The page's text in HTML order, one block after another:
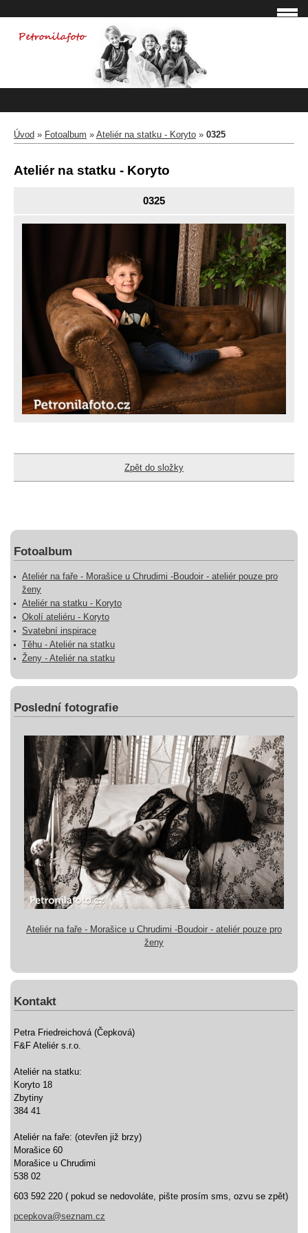
Úvod » Fotoalbum » Ateliér na statku - Koryto » 0325
Ateliér na statku - Koryto
0325
Zpět do složky
Fotoalbum
Ateliér na faře - Morašice u Chrudimi -Boudoir - ateliér pouze pro
ženy
Ateliér na statku - Koryto
Okolí ateliéru - Koryto
Svatební inspirace
Těhu - Ateliér na statku
Ženy - Ateliér na statku
Poslední fotografie
Ateliér na faře - Morašice u Chrudimi -Boudoir - ateliér pouze pro
ženy
Kontakt
Petra Friedreichová (Čepková)
F&F Ateliér s.r.o.
Ateliér na statku:
Koryto 18
Zbytiny
384 41
Ateliér na faře: (otevřen již brzy)
Morašice 60
Morašice u Chrudimi
538 02
603 592 220 ( pokud se nedovoláte, pište prosím sms, ozvu se zpět)
pcepkova@seznam.cz